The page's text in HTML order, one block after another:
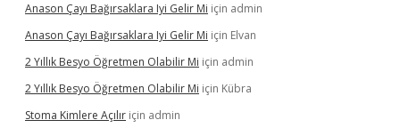
Anason Çayı Bağırsaklara Iyi Gelir Mi için admin
Anason Çayı Bağırsaklara Iyi Gelir Mi için Elvan
2 Yıllık Besyo Öğretmen Olabilir Mi için admin
2 Yıllık Besyo Öğretmen Olabilir Mi için Kübra
Stoma Kimlere Açılır için admin